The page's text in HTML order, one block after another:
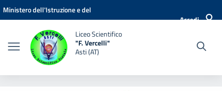
Vai ai contenuti
Vai al menu di navigazione
Vai al footer
Ministero dell'Istruzione e del
Accedi
Liceo Scientifico
"F. Vercelli"
Asti (AT)